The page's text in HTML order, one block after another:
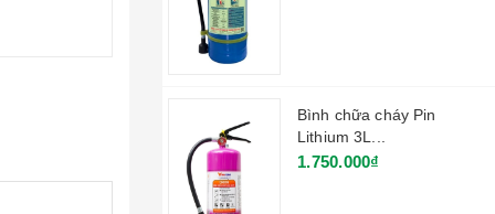
Bình chữa cháy Pin
Lithium 3L...
1.750.000₫